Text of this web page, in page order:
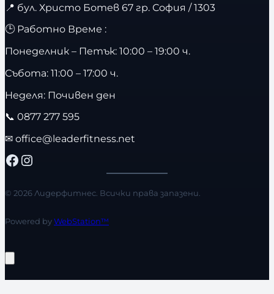
📍 бул. Христо Ботев 67 гр. София / 1303
🕒 Работно Време :
Понеделник – Петък: 10:00 – 19:00 ч.
Събота: 11:00 – 17:00 ч.
Неделя: Почивен ден
📞 0877 277 595
✉ office@leaderfitness.net
Facebook Instagram
© 2026 Лидерфитнес. Всички права запазени.
Powered byWebStation™